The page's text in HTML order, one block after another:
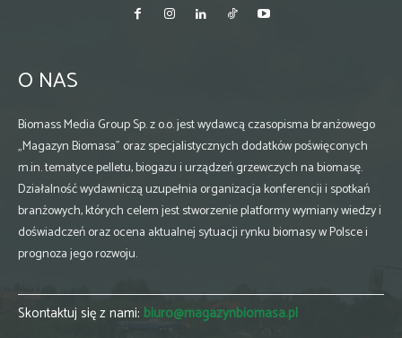
O NAS
Biomass Media Group Sp. z o.o. jest wydawcą czasopisma branżowego
„Magazyn Biomasa” oraz specjalistycznych dodatków poświęconych
m.in. tematyce pelletu, biogazu i urządzeń grzewczych na biomasę.
Działalność wydawniczą uzupełnia organizacja konferencji i spotkań
branżowych, których celem jest stworzenie platformy wymiany wiedzy i
doświadczeń oraz ocena aktualnej sytuacji rynku biomasy w Polsce i
prognoza jego rozwoju.
Skontaktuj się z nami: biuro@magazynbiomasa.pl